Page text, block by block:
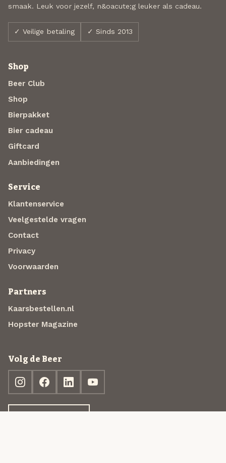
smaak. Leuk voor jezelf, n&oacute;g leuker als cadeau.
✓ Veilige betaling ✓ Sinds 2013
Shop
Beer Club
Shop
Bierpakket
Bier cadeau
Giftcard
Aanbiedingen
Service
Klantenservice
Veelgestelde vragen
Contact
Privacy
Voorwaarden
Partners
Kaarsbestellen.nl
Hopster Magazine
Volg de Beer